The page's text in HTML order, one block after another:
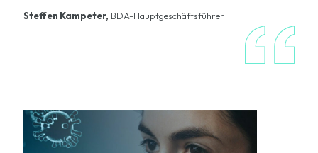
Steffen Kampeter, BDA-Hauptgeschäftsführer